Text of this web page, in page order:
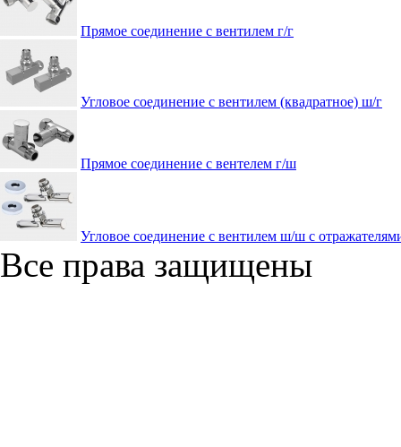
Прямое соединение с вентилем г/г
Угловое соединение с вентилем (квадратное) ш/г
Прямое соединение с вентелем г/ш
Угловое соединение с вентилем ш/ш с
Все права защищены